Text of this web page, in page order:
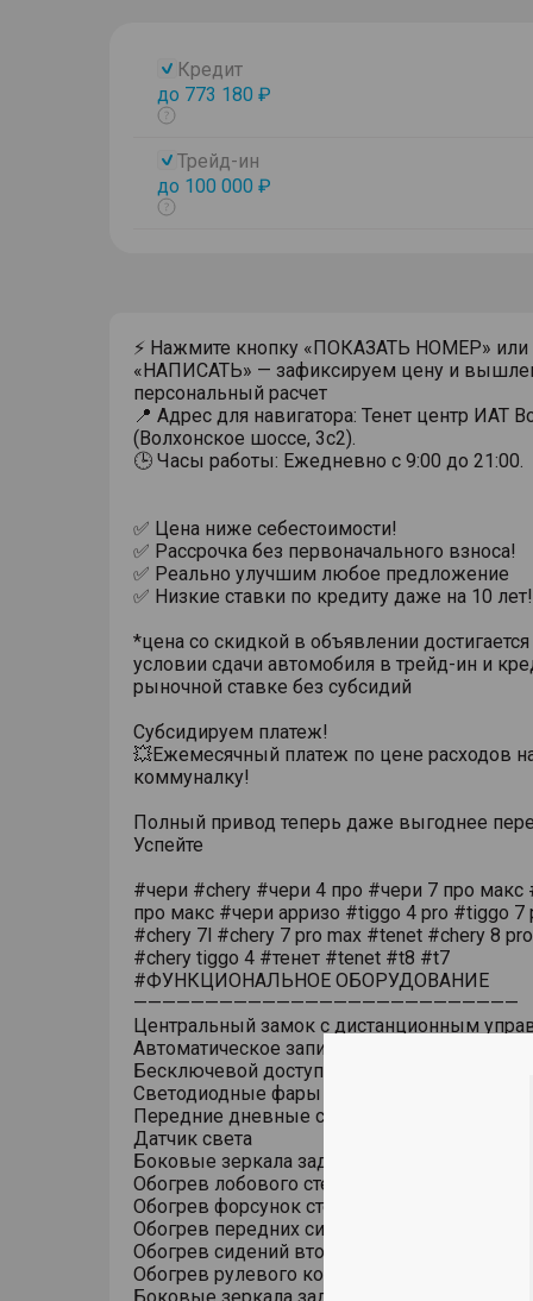
Кредит
до 773 180 ₽
Показать
Трейд-ин
до 100 000 ₽
Показать
⚡ Нажмите кнопку «ПОКАЗАТЬ НОМЕР» или
«НАПИСАТЬ» — зафиксируем цену и
персональный расчет
📍 Адрес для навигатора: Тенет центр ИАТ
(Волхонское шоссе, 3с2).
🕒 Часы работы: Ежедневно с 9:00 до 21:00.
✅ Цена ниже себестоимости!
✅ Рассрочка без первоначального взноса!
✅ Реально улучшим любое предложение
✅ Низкие ставки по кредиту даже на 10 лет!
*цена со скидкой в объявлении
условии сдачи автомобиля в трейд-ин и
рыночной ставке без субсидий
Субсидируем платеж!
💥Ежемесячный платеж по цене расходов
коммуналку!
Полный привод теперь даже выгоднее
Успейте
#чери #chery #чери 4 про #чери 7 про макс
про макс #чери арризо #tiggo 4 pro #tiggo 7
#chery 7l #chery 7 pro max #tenet #chery 8
#chery tiggo 4 #тенет #tenet #t8 #t7
#ФУНКЦИОНАЛЬНОЕ ОБОРУДОВАНИЕ
———————————————————————————
Центральный замок с дистанционным
Автоматическое запирание дверей на
Бесключевой доступ (ключ в кармане)
Светодиодные фары основного света
Передние дневные светодиодные ходовые
Датчик света
Боковые зеркала заднего вида с обогревом
Обогрев лобового стекла
Обогрев форсунок стеклоомывателя
Обогрев передних сидений
Обогрев сидений второго ряда
Обогрев рулевого колеса